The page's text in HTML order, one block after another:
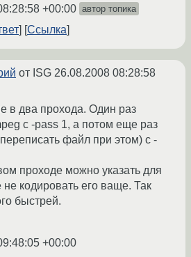
+00:00 автор топика
Ссылка
от ISG 26.08.2008 08:28:58
в два прохода. Один раз
с -pass 1, а потом еще раз
файл при этом) с -
проходе можно указать для
не кодировать его ваще. Так
быстрей.
+00:00